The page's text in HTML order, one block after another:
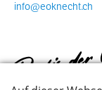
info@eoknecht.ch
Profis